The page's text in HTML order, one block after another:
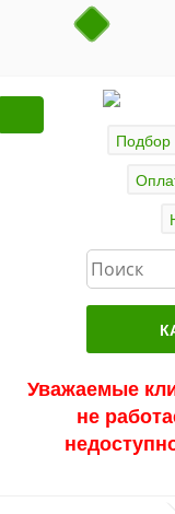
Акции
Уважаемые
не